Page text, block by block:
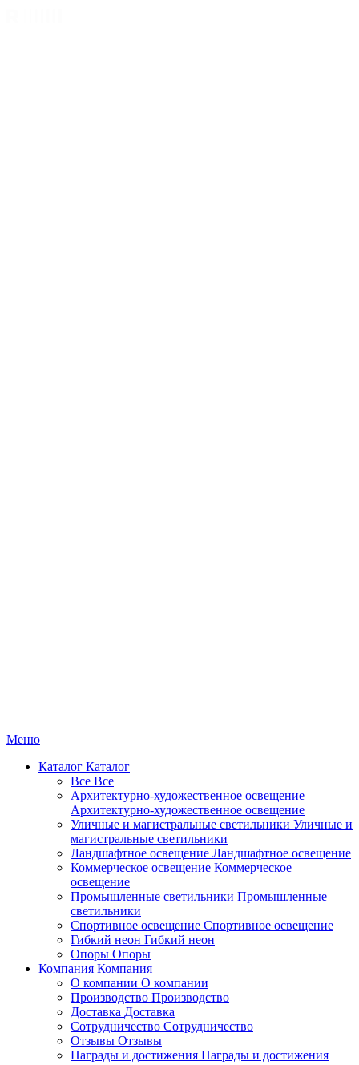
Меню
Каталог Каталог
Все Все
Архитектурно-художественное освещение
Архитектурно-художественное освещение
Уличные и магистральные светильники Уличные и
магистральные светильники
Ландшафтное освещение Ландшафтное освещение
Коммерческое освещение Коммерческое
освещение
Промышленные светильники Промышленные
светильники
Спортивное освещение Спортивное освещение
Гибкий неон Гибкий неон
Опоры Опоры
Компания Компания
О компании О компании
Производство Производство
Доставка Доставка
Сотрудничество Сотрудничество
Отзывы Отзывы
Награды и достижения Награды и достижения